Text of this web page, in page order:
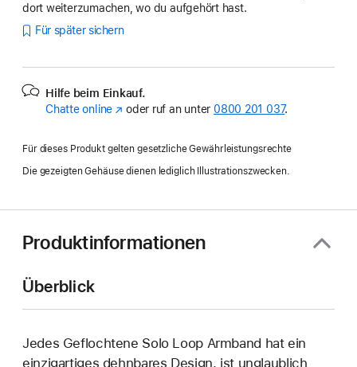
dort weiterzumachen, wo du aufgehört hast.
Für später sichern
Hilfe beim Einkauf.
Chatte online (Öffnet
Fenster)
oder ruf an unter 0800 201 037.
Für dieses Produkt gelten gesetzliche Gewährleistungsrechte
Die gezeigten Gehäuse dienen lediglich Illustrationszwecken.
Produktinformationen
Überblick
Jedes Geflochtene Solo Loop Armband hat ein
einzig­artiges dehn­bares Design, ist unglaublich